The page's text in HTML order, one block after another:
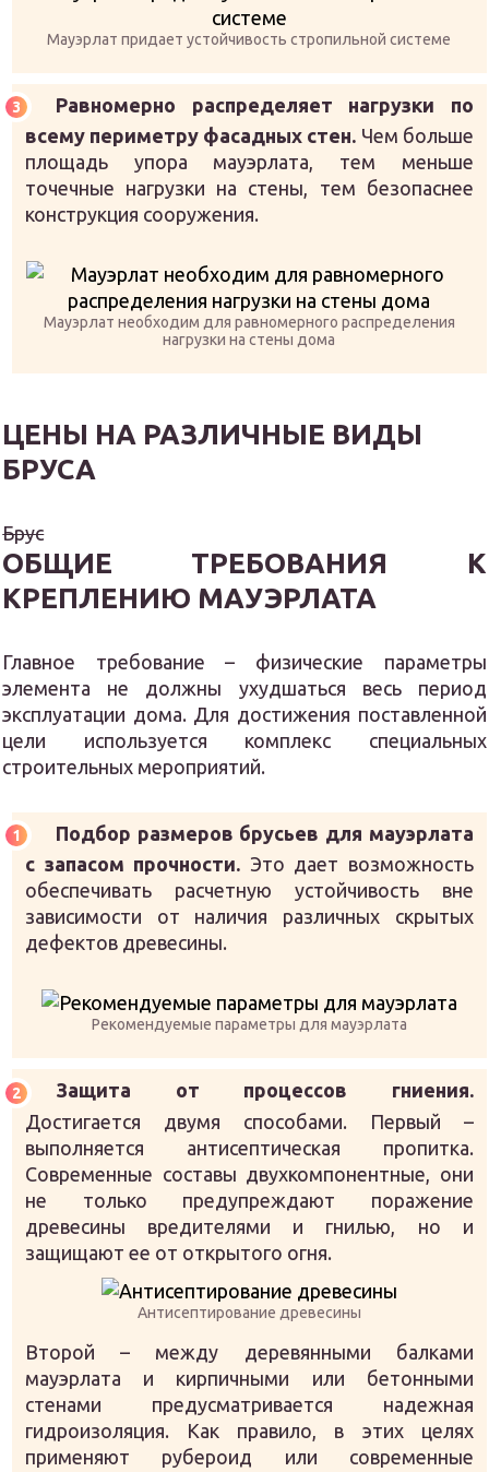
Мауэрлат придает устойчивость стропильной системе
Равномерно распределяет нагрузки по
всему периметру фасадных стен. Чем больше
площадь упора мауэрлата, тем меньше
точечные нагрузки на стены, тем безопаснее
конструкция сооружения.
Мауэрлат необходим для равномерного распределения
нагрузки на стены дома
ЦЕНЫ НА РАЗЛИЧНЫЕ ВИДЫ
БРУСА
Брус
ОБЩИЕ ТРЕБОВАНИЯ К
КРЕПЛЕНИЮ МАУЭРЛАТА
Главное требование – физические параметры
элемента не должны ухудшаться весь период
эксплуатации дома. Для достижения поставленной
цели используется комплекс специальных
строительных мероприятий.
Подбор размеров брусьев для мауэрлата
с запасом прочности. Это дает возможность
обеспечивать расчетную устойчивость вне
зависимости от наличия различных скрытых
дефектов древесины.
Рекомендуемые параметры для мауэрлата
Защита от процессов гниения.
Достигается двумя способами. Первый –
выполняется антисептическая пропитка.
Современные составы двухкомпонентные, они
не только предупреждают поражение
древесины вредителями и гнилью, но и
защищают ее от открытого огня.
Антисептирование древесины
Второй – между деревянными балками
мауэрлата и кирпичными или бетонными
стенами предусматривается надежная
гидроизоляция. Как правило, в этих целях
применяют рубероид или современные